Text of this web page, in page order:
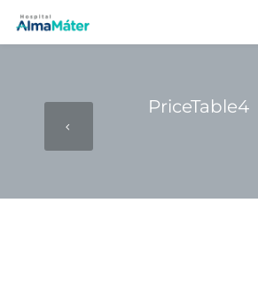
PriceTable4